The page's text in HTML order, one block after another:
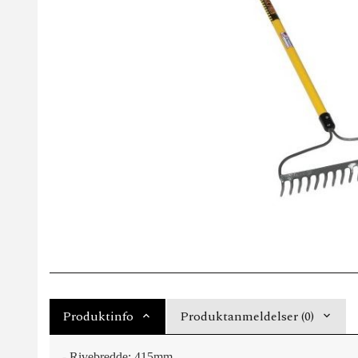
Produktinfo Produktanmeldelser (0)